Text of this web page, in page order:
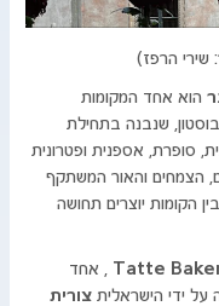
שירי הרפז)
הוא אחד המקומות
בוסטון, שנבנה בתחילת
סופרת, אספנית ופטרונית
הצמחים והאור המשתקף
הקומות יוצרים תחושה
Tatte , אחד
ידי הישראלית צורית